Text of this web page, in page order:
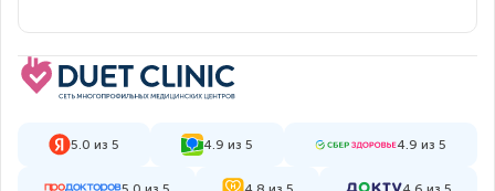
5.0 из 5 4.9 из 5 4.9 из 5